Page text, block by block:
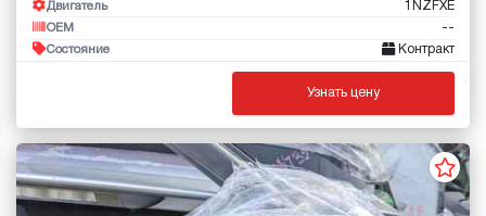
Двигатель 1NZFXE
OEM --
Состояние Контракт
Узнать цену